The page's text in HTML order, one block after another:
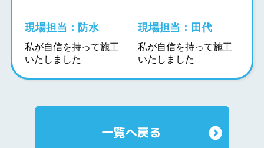
現場担当：防水
私が自信を持って施工
いたしました
現場担当：田代
私が自信を持って施工
いたしました